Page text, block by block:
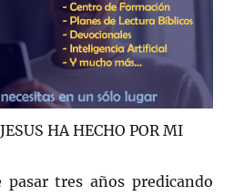
HA HECHO POR MI
pasar tres años predicando